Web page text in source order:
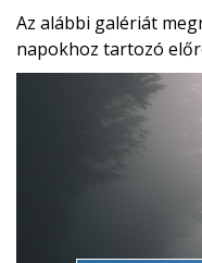
Az alábbi galériát
napokhoz tartozó